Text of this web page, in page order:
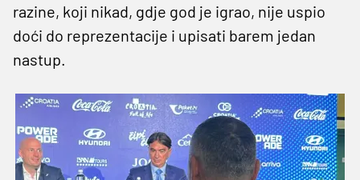
razine, koji nikad, gdje god je igrao, nije uspio
doći do reprezentacije i upisati barem jedan
nastup.